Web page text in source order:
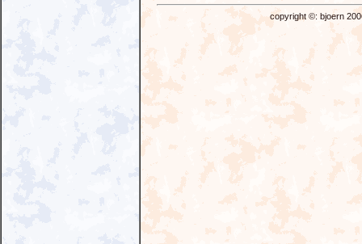
copyright ©: bjoern